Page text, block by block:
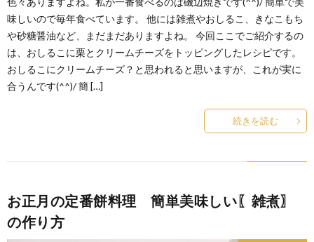
味しいので毎年食べています。 他には雑煮やおしるこ、きなこもち
や砂糖醤油など、まだまだありますよね。 今回ここでご紹介するの
は、おしるこに栗とクリームチーズをトッピングしたレシピです。
おしるこにクリームチーズ？と思われると思いますが、これが実に
合うんです(^^)/ 簡 […]
続きを読む
お正月の定番餅料理 簡単美味しい〖雑煮〗
の作り方